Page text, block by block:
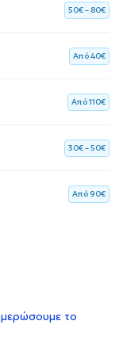
50€ – 80€
Aπό 40€
Aπό 110€
30€ – 50€
Aπό 90€
το